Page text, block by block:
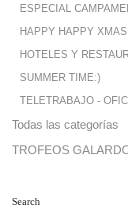
ESPECIAL
HAPPY HAPPY XMAS
HOTELES Y
SUMMER TIME:)
TELETRABAJO -
Todas las categorías
TROFEOS
Search